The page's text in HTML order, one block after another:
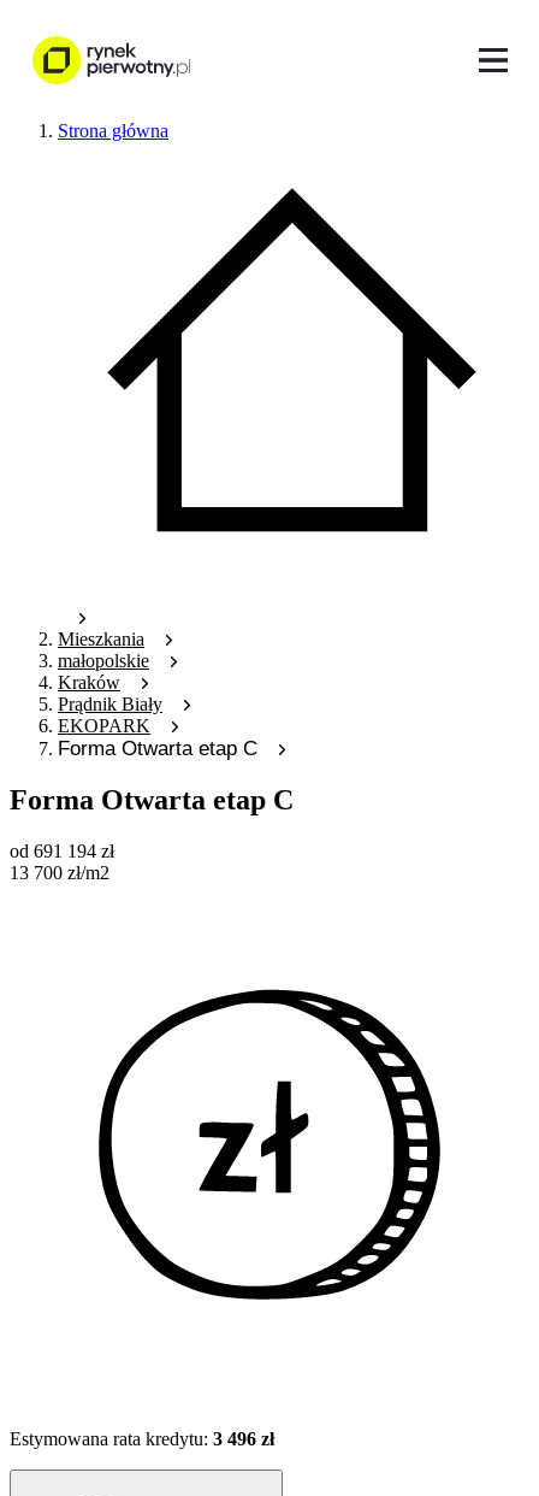
Strona główna
Mieszkania
małopolskie
Kraków
Prądnik Biały
EKOPARK
Forma Otwarta etap C
Forma Otwarta etap C
od 691 194 zł
13 700 zł/m2
Estymowana rata kredytu: 3 496 zł